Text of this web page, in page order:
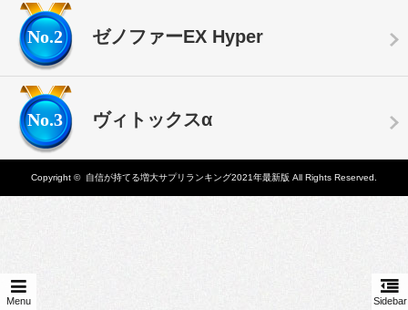
Menu Sidebar
No.2 ゼノファーEX Hyper
No.3 ヴィトックスα
Copyright © 自信が持てる増大サプリランキング2021年最新版 All Rights Reserved.